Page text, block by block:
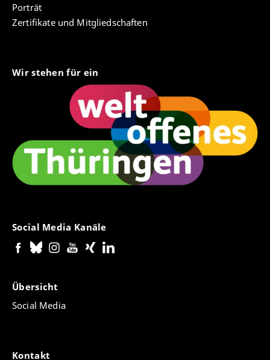
Porträt
Zertifikate und Mitgliedschaften
Wir stehen für ein
Social Media Kanäle
Übersicht
Social Media
Kontakt